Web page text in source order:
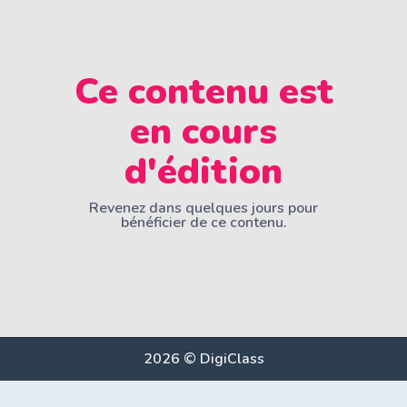
Ce contenu est
en cours
d'édition
Revenez dans quelques jours pour
bénéficier de ce contenu.
2026 © DigiClass